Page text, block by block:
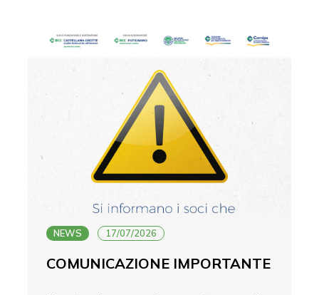
NEWS 17/07/2026
COMUNICAZIONE IMPORTANTE